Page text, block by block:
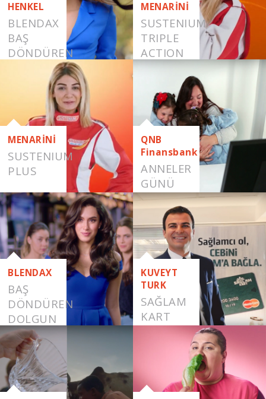
HENKEL
BLENDAX
BAŞ
DÖNDÜREN
DOLGUN
SAÇLAR
MENARİNİ
SUSTENIUM
TRIPLE
ACTION
MENARİNİ
SUSTENIUM
PLUS
QNB
Finansbank
ANNELER
GÜNÜ
BLENDAX
BAŞ
DÖNDÜREN
DOLGUN
SAÇLAR
KUVEYT
TURK
SAĞLAM
KART